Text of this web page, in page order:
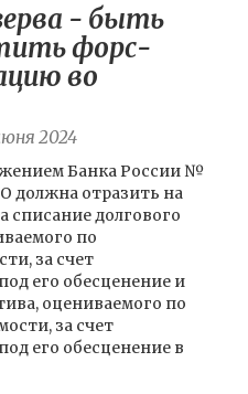
- быть
форс-
во
2024
Банка России №
должна отразить на
списание долгового
по
за счет
его обесценение и
оцениваемого по
за счет
его обесценение в